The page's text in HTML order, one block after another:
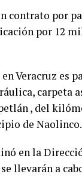
contrato por
por 12
Veracruz es
carpeta
, del
de Naolinco.
en la
llevarán a